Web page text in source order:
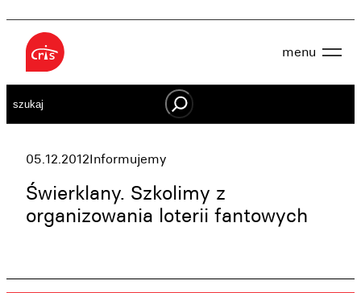
Przejdź
treści
menu
Aktualności
Wspieraj nas
OWES
Szukaj
05.12.2012Informujemy
Świerklany. Szkolimy z
organizowania loterii fantowych